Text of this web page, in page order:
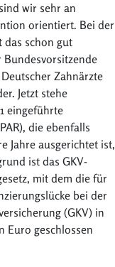
wir sehr an
orientiert. Bei der
das schon gut
Zahnärzte
Jetzt stehe
eingeführte
die ebenfalls
Jahre ausgerichtet ist,
ist das GKV-
mit dem die für
bei der
(GKV) in
Euro geschlossen